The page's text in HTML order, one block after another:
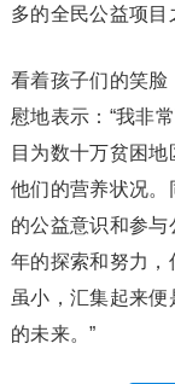
多的全民公益项目
看着孩子们的笑脸
慰地表示：“我非
目为数十万贫困
他们的营养状况。
的公益意识和参
年的探索和努力，
虽小，汇集起来
的未来。”